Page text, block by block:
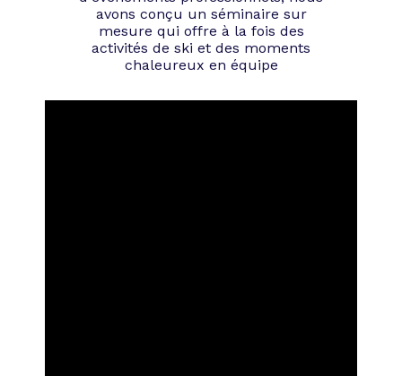
avons conçu un séminaire sur
mesure qui offre à la fois des
activités de ski et des moments
chaleureux en équipe